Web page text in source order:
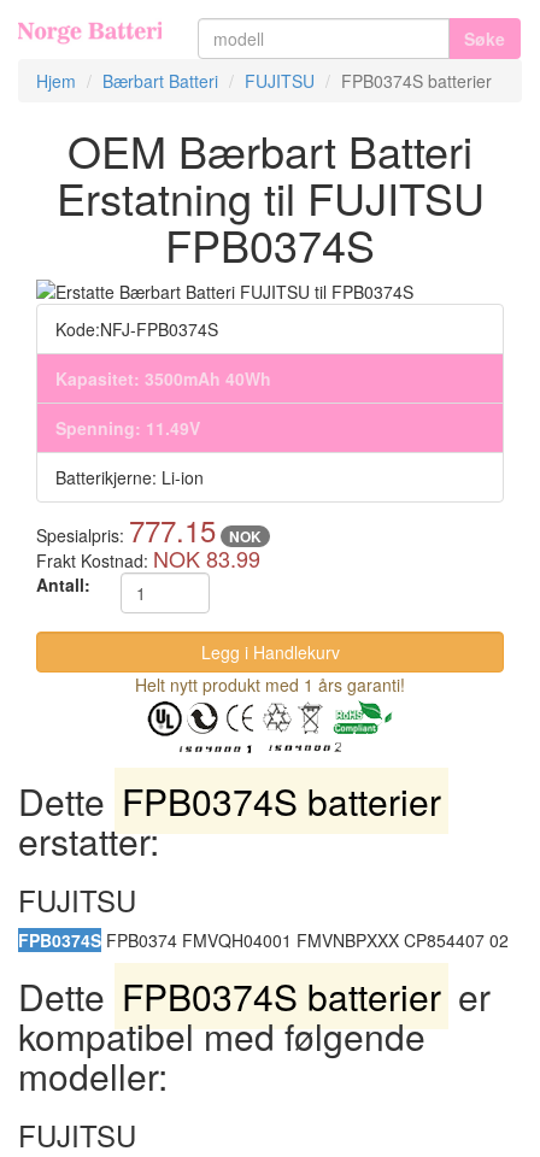
Søke
Hjem
Bærbart Batteri FUJITSU FPB0374S batterier
OEM Bærbart Batteri
Erstatning til FUJITSU
FPB0374S
Kode:NFJ-FPB0374S
Kapasitet: 3500mAh 40Wh
Spenning: 11.49V
Batterikjerne: Li-ion
Spesialpris: 777.15 NOK
Frakt Kostnad: NOK 83.99
Antall:
Helt nytt produkt med 1 års garanti!
Dette FPB0374S batterier
erstatter:
FUJITSU
FPB0374S FPB0374 FMVQH04001 FMVNBPXXX CP854407 02
Dette FPB0374S batterier er
kompatibel med følgende
modeller:
FUJITSU